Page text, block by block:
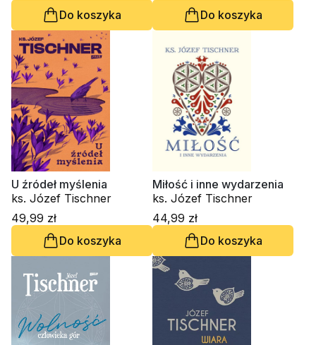
Do koszyka
Do koszyka
U źródeł myślenia
ks. Józef Tischner
49,99 zł
Do koszyka
Miłość i inne wydarzenia
ks. Józef Tischner
44,99 zł
Do koszyka